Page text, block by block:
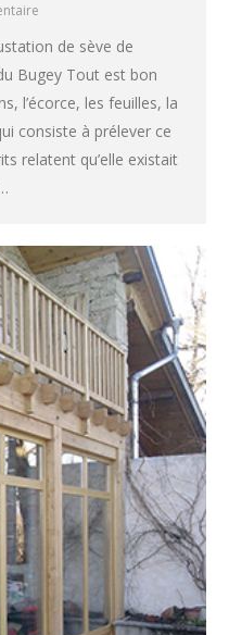
de sève de
Bugey Tout est bon
l’écorce, les feuilles, la
consiste à prélever ce
relatent qu’elle existait